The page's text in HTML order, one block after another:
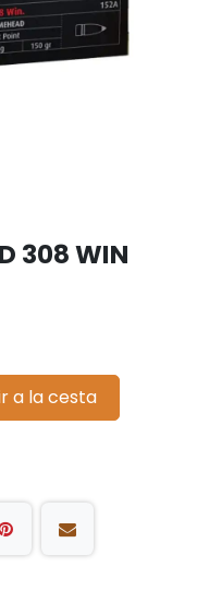
308 WIN
a la cesta